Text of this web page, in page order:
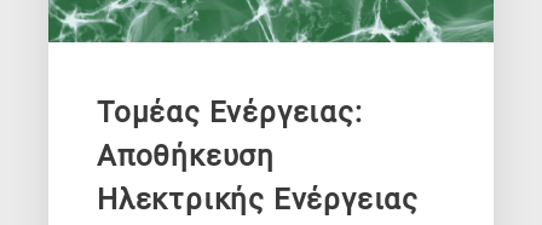
Τομέας Ενέργειας:
Αποθήκευση
Ηλεκτρικής Ενέργειας